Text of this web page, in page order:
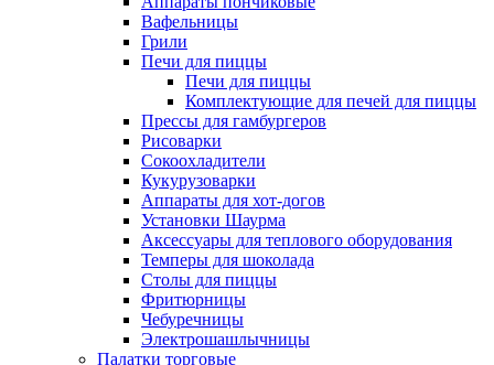
Вафельницы
Грили
Печи для пиццы
Печи для пиццы
Комплектующие для печей для пиццы
Прессы для гамбургеров
Рисоварки
Сокоохладители
Кукурузоварки
Аппараты для хот-догов
Установки Шаурма
Аксессуары для теплового оборудования
Темперы для шоколада
Столы для пиццы
Фритюрницы
Чебуречницы
Электрошашлычницы
Палатки торговые